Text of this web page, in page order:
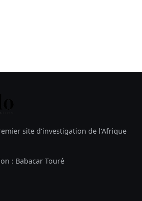
site d'investigation de l'Afrique
: Babacar Touré